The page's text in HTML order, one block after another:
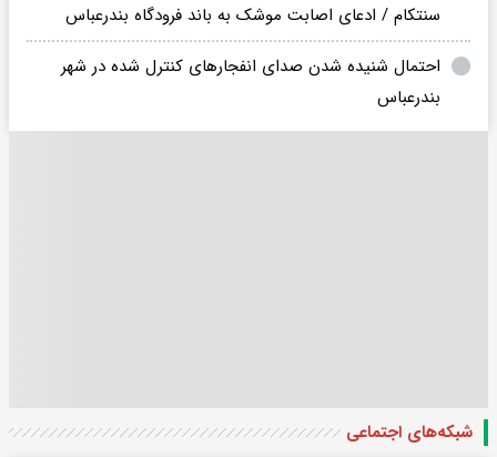
سنتکام / ادعای اصابت موشک به باند فرودگاه بندرعباس
احتمال شنیده شدن صدای انفجارهای کنترل شده در شهر
بندرعباس
شبکه‌های اجتماعی